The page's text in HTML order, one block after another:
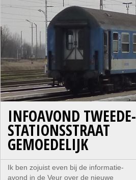
INFOAVOND TWEEDE-
STATIONSSTRAAT
GEMOEDELIJK
Ik ben zojuist even bij de informatie-
avond in de Veur over de nieuwe